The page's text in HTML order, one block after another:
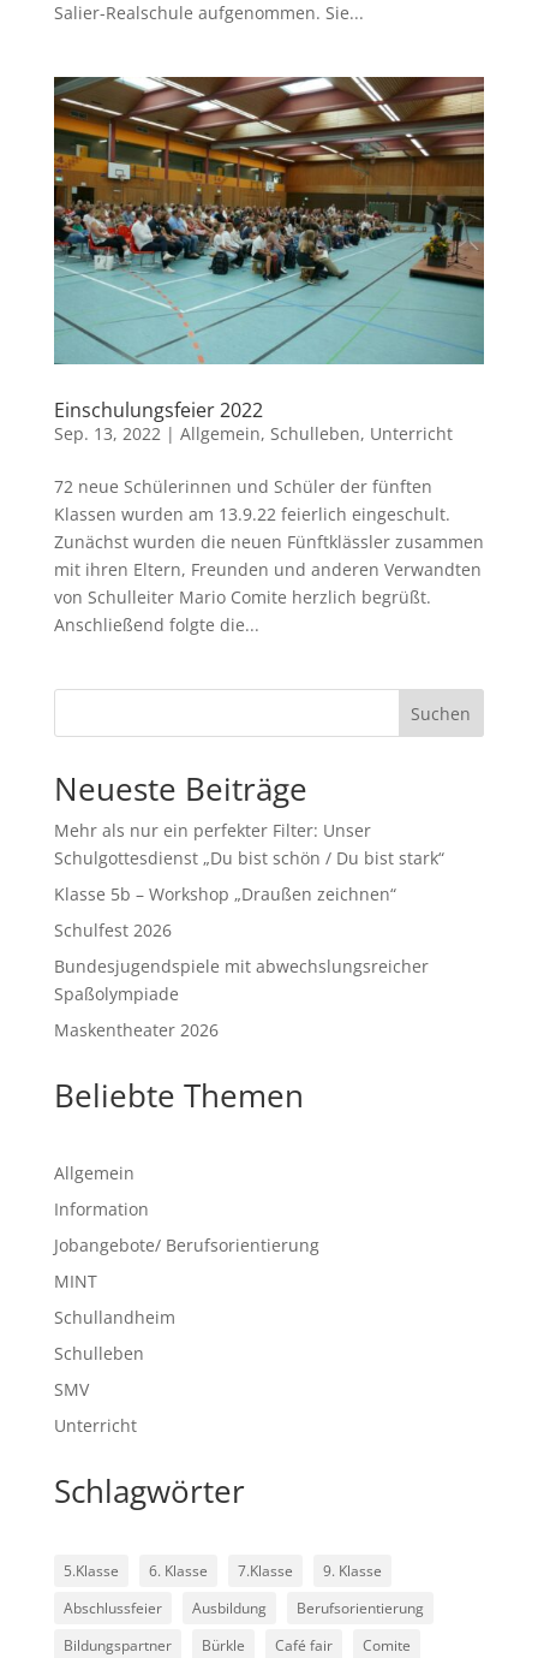
Salier-Realschule aufgenommen. Sie...
Einschulungsfeier 2022
Sep. 13, 2022| Allgemein, Schulleben, Unterricht
72 neue Schülerinnen und Schüler der fünften
Klassen wurden am 13.9.22 feierlich eingeschult.
Zunächst wurden die neuen Fünftklässler zusammen
mit ihren Eltern, Freunden und anderen Verwandten
von Schulleiter Mario Comite herzlich begrüßt.
Anschließend folgte die...
Suchen
Neueste Beiträge
Mehr als nur ein perfekter Filter: Unser
Schulgottesdienst „Du bist schön / Du bist stark“
Klasse 5b – Workshop „Draußen zeichnen“
Schulfest 2026
Bundesjugendspiele mit abwechslungsreicher
Spaßolympiade
Maskentheater 2026
Beliebte Themen
Allgemein
Information
Jobangebote/ Berufsorientierung
MINT
Schullandheim
Schulleben
SMV
Unterricht
Schlagwörter
5.Klasse 6. Klasse 7.Klasse
9. Klasse
Abschlussfeier
Ausbildung
Berufsorientierung
Bildungspartner
Bürkle Café fair
Comite